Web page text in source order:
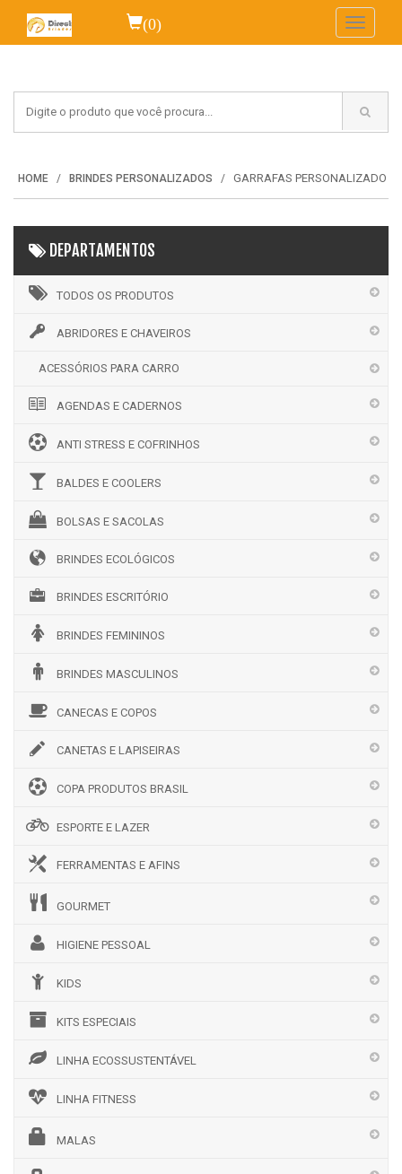
(0)
Toggle
HOME BRINDES PERSONALIZADOS GARRAFAS PERSONALIZADO
DEPARTAMENTOS
TODOS OS PRODUTOS
ABRIDORES E CHAVEIROS
ACESSÓRIOS PARA CARRO
AGENDAS E CADERNOS
ANTI STRESS E COFRINHOS
BALDES E COOLERS
BOLSAS E SACOLAS
BRINDES ECOLÓGICOS
BRINDES ESCRITÓRIO
BRINDES FEMININOS
BRINDES MASCULINOS
CANECAS E COPOS
CANETAS E LAPISEIRAS
COPA PRODUTOS BRASIL
ESPORTE E LAZER
FERRAMENTAS E AFINS
GOURMET
HIGIENE PESSOAL
KIDS
KITS ESPECIAIS
LINHA ECOSSUSTENTÁVEL
LINHA FITNESS
MALAS